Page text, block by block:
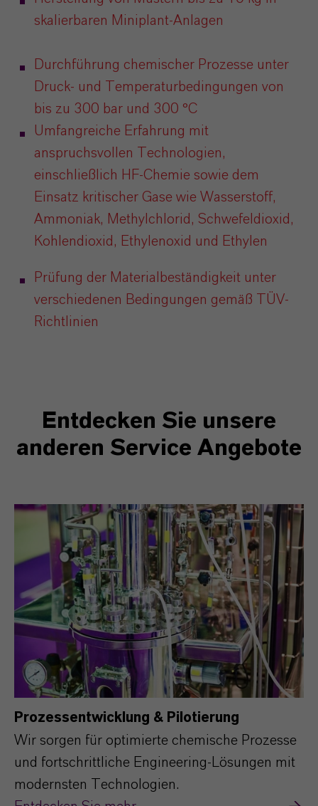
skalierbaren Miniplant-Anlagen
Durchfü hrung chemischer Prozesse unter
Druck- und Temperaturbedingungen von
bis zu 300 bar und 300 °C
Umfangreiche Erfahrung mit
anspruchsvollen Technologien,
einschlie ß lich HF-Chemie sowie dem
Einsatz kritischer Gase wie Wasserstoff,
Ammoniak, Methylchlorid, Schwefeldioxid,
Kohlendioxid, Ethylenoxid und Ethylen
Prüfung der Materialbeständigkeit unter
verschiedenen Bedingungen gemäß TÜV-
Richtlinien
Entdecken Sie unsere
anderen Service Angebote
Prozessentwicklung & Pilotierung
Wir sorgen für optimierte chemische Prozesse
und fortschrittliche Engineering-Lösungen mit
modernsten Technologien.